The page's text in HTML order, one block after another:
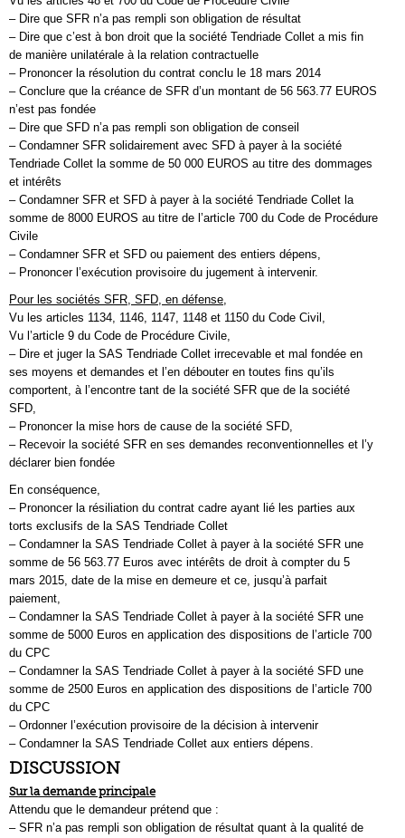
– Dire que SFR n’a pas rempli son obligation de résultat
– Dire que c’est à bon droit que la société Tendriade Collet a mis fin
de manière unilatérale à la relation contractuelle
– Prononcer la résolution du contrat conclu le 18 mars 2014
– Conclure que la créance de SFR d’un montant de 56 563.77 EUROS
n’est pas fondée
– Dire que SFD n’a pas rempli son obligation de conseil
– Condamner SFR solidairement avec SFD à payer à la société
Tendriade Collet la somme de 50 000 EUROS au titre des dommages
et intérêts
– Condamner SFR et SFD à payer à la société Tendriade Collet la
somme de 8000 EUROS au titre de l’article 700 du Code de Procédure
Civile
– Condamner SFR et SFD ou paiement des entiers dépens,
– Prononcer l’exécution provisoire du jugement à intervenir.
Pour les sociétés SFR, SFD, en défense,
Vu les articles 1134, 1146, 1147, 1148 et 1150 du Code Civil,
Vu l’article 9 du Code de Procédure Civile,
– Dire et juger la SAS Tendriade Collet irrecevable et mal fondée en
ses moyens et demandes et l’en débouter en toutes fins qu’ils
comportent, à l’encontre tant de la société SFR que de la société
SFD,
– Prononcer la mise hors de cause de la société SFD,
– Recevoir la société SFR en ses demandes reconventionnelles et l’y
déclarer bien fondée
En conséquence,
– Prononcer la résiliation du contrat cadre ayant lié les parties aux
torts exclusifs de la SAS Tendriade Collet
– Condamner la SAS Tendriade Collet à payer à la société SFR une
somme de 56 563.77 Euros avec intérêts de droit à compter du 5
mars 2015, date de la mise en demeure et ce, jusqu’à parfait
paiement,
– Condamner la SAS Tendriade Collet à payer à la société SFR une
somme de 5000 Euros en application des dispositions de l’article 700
du CPC
– Condamner la SAS Tendriade Collet à payer à la société SFD une
somme de 2500 Euros en application des dispositions de l’article 700
du CPC
– Ordonner l’exécution provisoire de la décision à intervenir
– Condamner la SAS Tendriade Collet aux entiers dépens.
DISCUSSION
Sur la demande principale
Attendu que le demandeur prétend que :
– SFR n’a pas rempli son obligation de résultat quant à la qualité de